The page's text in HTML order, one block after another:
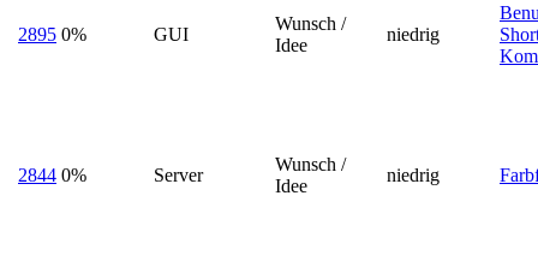
2895 0% GUI
Wunsch /
Idee
niedrig
2844 0% Server
Wunsch /
Idee
niedrig